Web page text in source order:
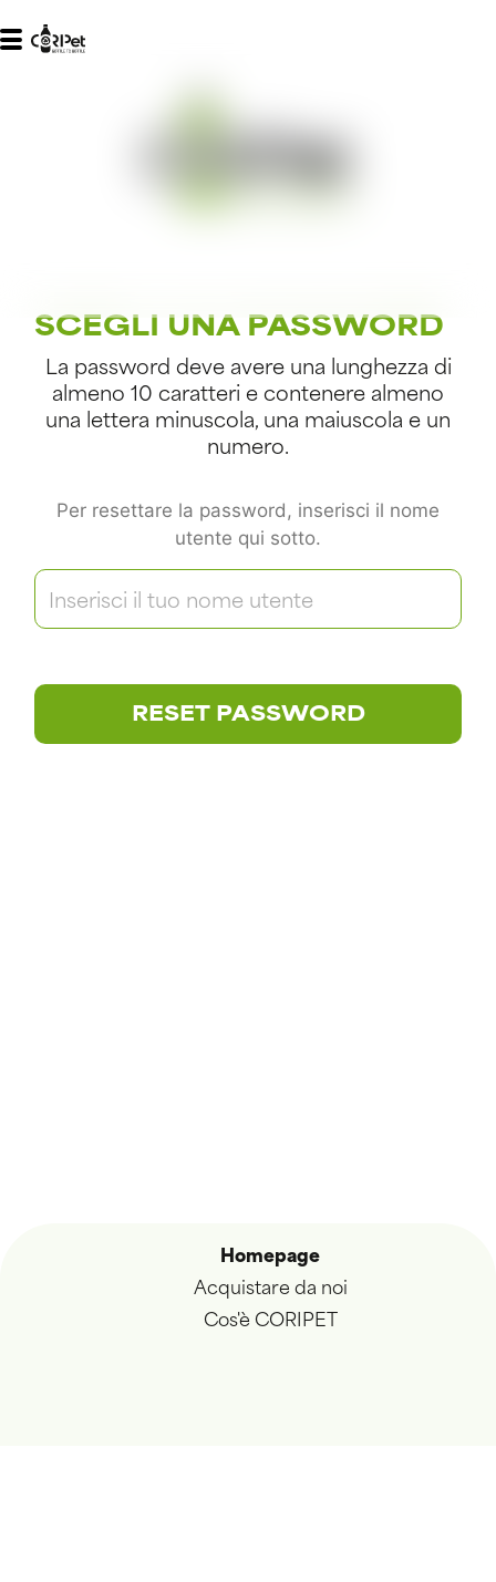
SCEGLI UNA PASSWORD
La password deve avere una lunghezza di
almeno 10 caratteri e contenere almeno
una lettera minuscola, una maiuscola e un
numero.
Per resettare la password, inserisci il nome
utente qui sotto.
Homepage
Acquistare da noi
Cos'è CORIPET